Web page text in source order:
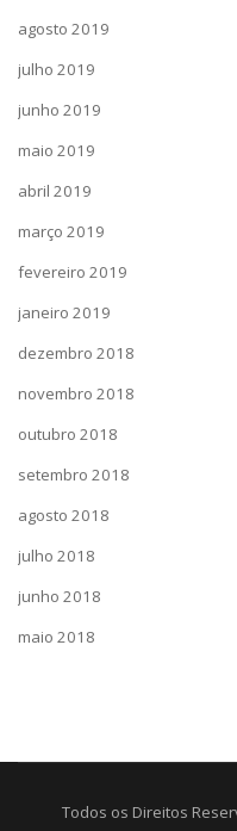
agosto 2019
julho 2019
junho 2019
maio 2019
abril 2019
março 2019
fevereiro 2019
janeiro 2019
dezembro 2018
novembro 2018
outubro 2018
setembro 2018
agosto 2018
julho 2018
junho 2018
maio 2018
Todos os Direitos